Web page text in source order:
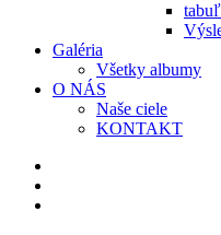
Galéria
Všetky albumy
O NÁS
Naše ciele
KONTAKT